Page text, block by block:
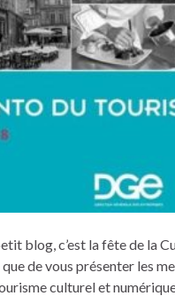
blog, c’est la fête de la
que de vous présenter les
culturel et